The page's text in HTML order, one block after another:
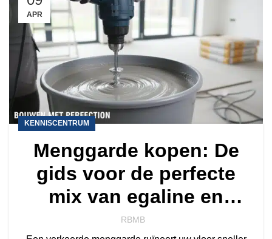
APR
KENNISCENTRUM
Menggarde kopen: De
gids voor de perfecte
mix van egaline en
mortel
RBMB